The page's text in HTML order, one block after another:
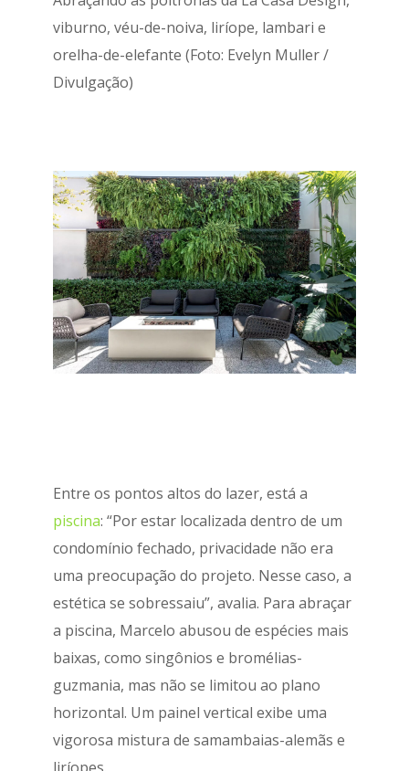
viburno, véu-de-noiva, liríope, lambari e
orelha-de-elefante (Foto: Evelyn Muller /
Divulgação)
Entre os pontos altos do lazer, está a
piscina: “Por estar localizada dentro de um
condomínio fechado, privacidade não era
uma preocupação do projeto. Nesse caso, a
estética se sobressaiu”, avalia. Para abraçar
a piscina, Marcelo abusou de espécies mais
baixas, como singônios e bromélias-
guzmania, mas não se limitou ao plano
horizontal. Um painel vertical exibe uma
vigorosa mistura de samambaias-alemãs e